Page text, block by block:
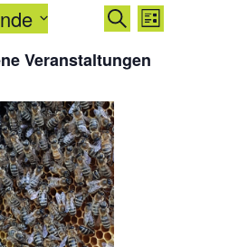
Suche
und
SUCHE
Ansichten-
LISTE
Veranstaltungen